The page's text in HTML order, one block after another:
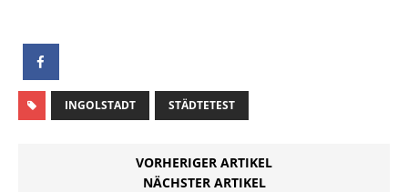
INGOLSTADT STÄDTETEST
VORHERIGER ARTIKEL
NÄCHSTER ARTIKEL